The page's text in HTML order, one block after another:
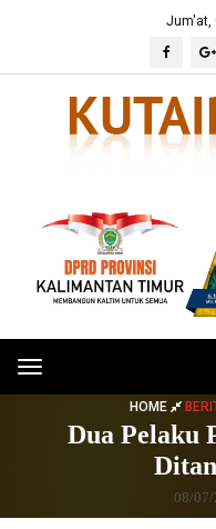
Jum'at,
Toggle
navigation
HOME
Dua Pelaku
08/07/